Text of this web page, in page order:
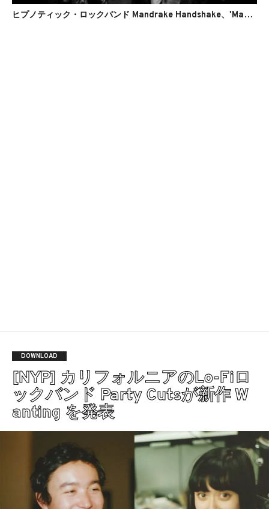
ヒプノティック・ロックバンド Mandrake Handshake、'Mandragora'のMVを公開
DOWNLOAD
[NYP] カリフォルニアのLo-Fiロ
ックバンド Party Cutsが新作 W
anting を発表